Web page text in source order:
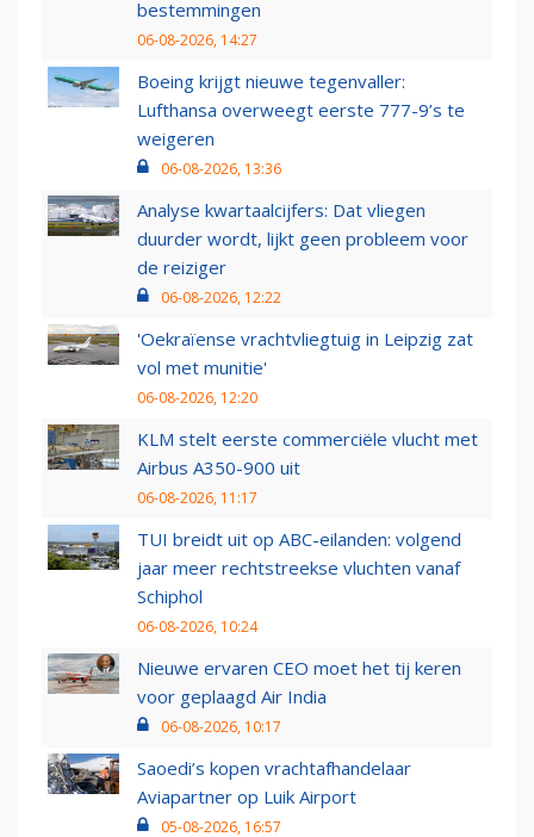
bestemmingen
06-08-2026, 14:27
Boeing krijgt nieuwe tegenvaller:
Lufthansa overweegt eerste 777-9’s te
weigeren
06-08-2026, 13:36
Analyse kwartaalcijfers: Dat vliegen
duurder wordt, lijkt geen probleem voor
de reiziger
06-08-2026, 12:22
'Oekraïense vrachtvliegtuig in Leipzig zat
vol met munitie'
06-08-2026, 12:20
KLM stelt eerste commerciële vlucht met
Airbus A350-900 uit
06-08-2026, 11:17
TUI breidt uit op ABC-eilanden: volgend
jaar meer rechtstreekse vluchten vanaf
Schiphol
06-08-2026, 10:24
Nieuwe ervaren CEO moet het tij keren
voor geplaagd Air India
06-08-2026, 10:17
Saoedi’s kopen vrachtafhandelaar
Aviapartner op Luik Airport
05-08-2026, 16:57